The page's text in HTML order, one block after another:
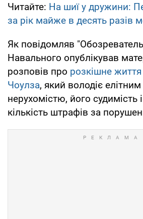
Читайте: На шиї у дружини:
за рік майже в десять разів
Як повідомляв
Навального опублікував
розповів про розкішне життя
Чоулза, який володіє
нерухомістю, його судимість
кількість штрафів за